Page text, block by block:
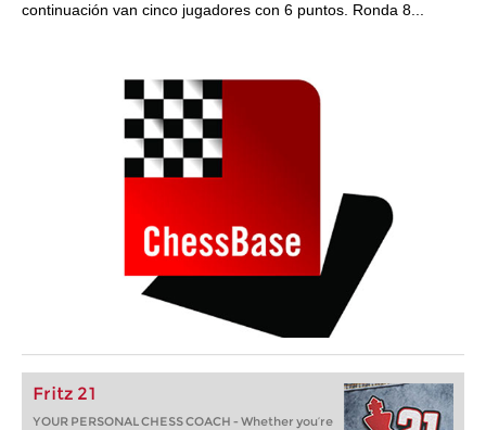
continuación van cinco jugadores con 6 puntos. Ronda 8...
Fritz 21
YOUR PERSONAL CHESS COACH - Whether you’re